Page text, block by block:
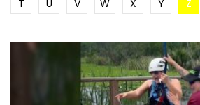
T
U V W X Y Z